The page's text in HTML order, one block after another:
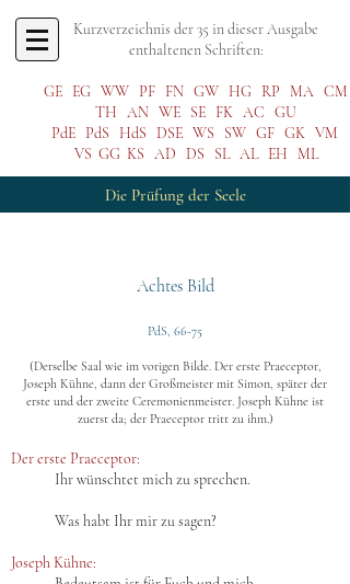
Kurzverzeichnis der 35 in dieser Ausgabe
enthaltenen Schriften:
GE EG WW PF FN GW HG RP MA CM
TH AN WE SE FK AC GU
PdE
PdS HdS DSE WS SW GF GK VM
VS GG KS AD DS SL AL EH ML
Die Prüfung der Seele
Achtes Bild
PdS, 66-75
(Derselbe Saal wie im vorigen Bilde. Der erste Praeceptor,
Joseph Kühne, dann der Großmeister mit Simon, später der
erste und der zweite Ceremonienmeister. Joseph Kühne ist
zuerst da; der Praeceptor tritt zu ihm.)
Der erste Praeceptor:
Ihr wünschtet mich zu sprechen.
Was habt Ihr mir zu sagen?
Joseph Kühne: